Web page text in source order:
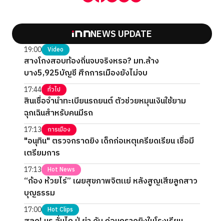
NEWS UPDATE
19:00 Video
สางโกงสอบท้องถิ่นจบจริงหรอ? มท.ล้าง
บาง5,925บัญชี ศึกการเมืองยังไม่จบ
17:44 ทั่วไป
สินเชื่อจำนำทะเบียนรถยนต์ ตัวช่วยหมุนเงินใช้ยาม
ฉุกเฉินสำหรับคนมีรถ
17:13 การเมือง
"อนุทิน" ตรวจกราดยิง เด็กก่อเหตุเครียดเรียน เชื่อมี
เตรียมการ
17:13 Hot News
“ก้อง ห้วยไร่” เผยสุขภาพจิตแย่ หลังสูญเสียลูกสาว
บุญธรรม
17:00 Hot Clips